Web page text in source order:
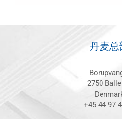
丹麦总
2750
+45 44 97